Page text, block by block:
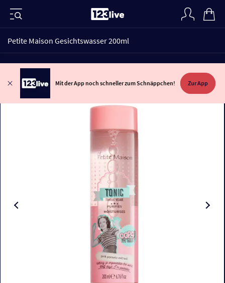
Petite Maison Gesichtswasser 200ml
Mit der App noch schneller zum Schnäppchen! Zur App